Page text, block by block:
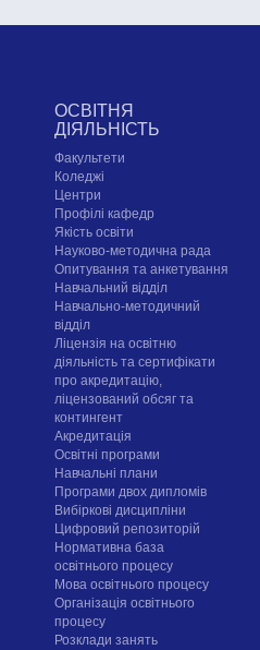
ОСВІТНЯ
ДІЯЛЬНІСТЬ
Факультети
Коледжі
Центри
Профілі кафедр
Якість освіти
Науково-методична рада
Опитування та анкетування
Навчальний відділ
Навчально-методичний
відділ
Ліцензія на освітню
діяльність та сертифікати
про акредитацію,
ліцензований обсяг та
контингент
Акредитація
Освітні програми
Навчальні плани
Програми двох дипломів
Вибіркові дисципліни
Цифровий репозиторій
Нормативна база
освітнього процесу
Мова освітнього процесу
Організація освітнього
процесу
Розклади занять